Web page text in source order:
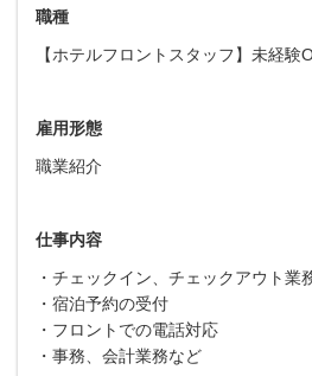
職種
【ホテルフロントスタッフ】未経
雇用形態
職業紹介
仕事内容
・チェックイン、チェックアウト業
・宿泊予約の受付
・フロントでの電話対応
・事務、会計業務など